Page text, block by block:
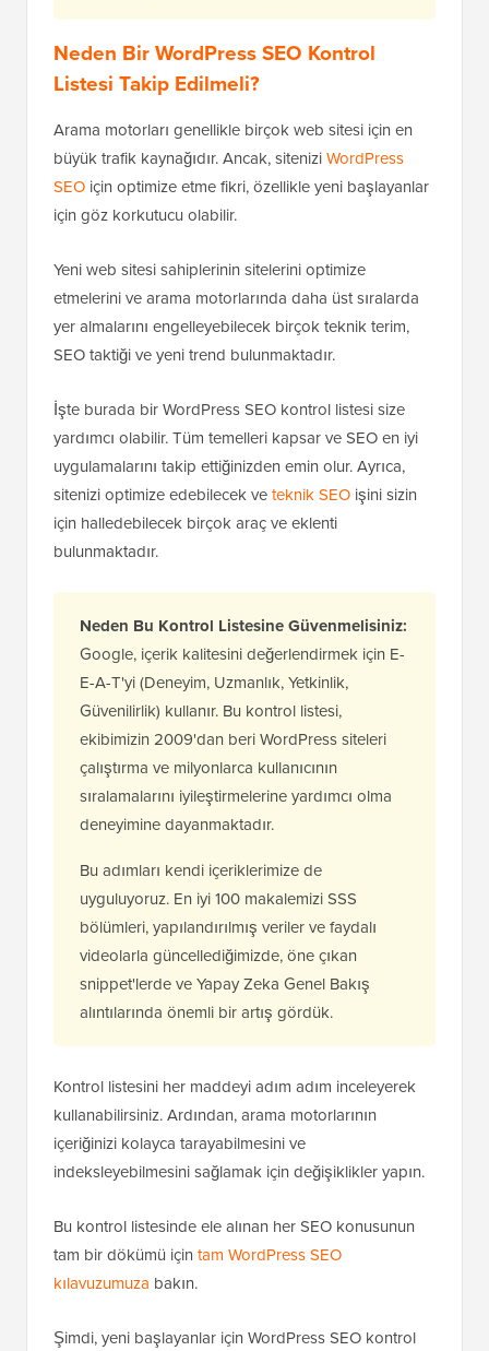
Neden Bir WordPress SEO Kontrol
Listesi Takip Edilmeli?
Arama motorları genellikle birçok web sitesi için en
büyük trafik kaynağıdır. Ancak, siteniziWordPress
SEO için optimize etme fikri, özellikle yeni başlayanlar
için göz korkutucu olabilir.
Yeni web sitesi sahiplerinin sitelerini optimize
etmelerini ve arama motorlarında daha üst sıralarda
yer almalarını engelleyebilecek birçok teknik terim,
SEO taktiği ve yeni trend bulunmaktadır.
İşte burada bir WordPress SEO kontrol listesi size
yardımcı olabilir. Tüm temelleri kapsar ve SEO en iyi
uygulamalarını takip ettiğinizden emin olur. Ayrıca,
sitenizi optimize edebilecek veteknik SEO işini sizin
için halledebilecek birçok araç ve eklenti
bulunmaktadır.
Neden Bu Kontrol Listesine Güvenmelisiniz:
Google, içerik kalitesini değerlendirmek için E-
E-A-T'yi (Deneyim, Uzmanlık, Yetkinlik,
Güvenilirlik) kullanır. Bu kontrol listesi,
ekibimizin 2009'dan beri WordPress siteleri
çalıştırma ve milyonlarca kullanıcının
sıralamalarını iyileştirmelerine yardımcı olma
deneyimine dayanmaktadır.
Bu adımları kendi içeriklerimize de
uyguluyoruz. En iyi 100 makalemizi SSS
bölümleri, yapılandırılmış veriler ve faydalı
videolarla güncellediğimizde, öne çıkan
snippet'lerde ve Yapay Zeka Genel Bakış
alıntılarında önemli bir artış gördük.
Kontrol listesini her maddeyi adım adım inceleyerek
kullanabilirsiniz. Ardından, arama motorlarının
içeriğinizi kolayca tarayabilmesini ve
indeksleyebilmesini sağlamak için değişiklikler yapın.
Bu kontrol listesinde ele alınan her SEO konusunun
tam bir dökümü için tam WordPress SEO
kılavuzumuza bakın.
Şimdi, yeni başlayanlar için WordPress SEO kontrol